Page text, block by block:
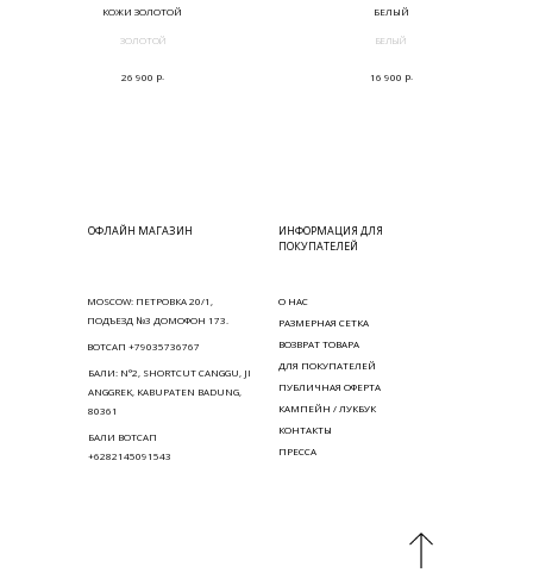
КОЖИ ЗОЛОТОЙ
ЗОЛОТОЙ
26 900 р.
БЕЛЫЙ
БЕЛЫЙ
16 900 р.
КОНТАКТЫ
ПРЕССА
ВОЗВРАТ ТОВАРА
ДЛЯ ПОКУПАТЕЛЕЙ
О НАС
РАЗМЕРНАЯ СЕТКА
ОФЛАЙН МАГАЗИН
ИНФОРМАЦИЯ ДЛЯ
ПОКУПАТЕЛЕЙ
ПУБЛИЧНАЯ ОФЕРТА
КАМПЕЙН / ЛУКБУК
БАЛИ: N°2, SHORTCUT CANGGU, JI
ANGGREK, KABUPATEN BADUNG,
80361
MOSCOW: ПЕТРОВКА 20/1,
ПОДЪЕЗД №3 ДОМОФОН 173.
БАЛИ ВОТСАП
+6282145091543
ВОТСАП +79035736767